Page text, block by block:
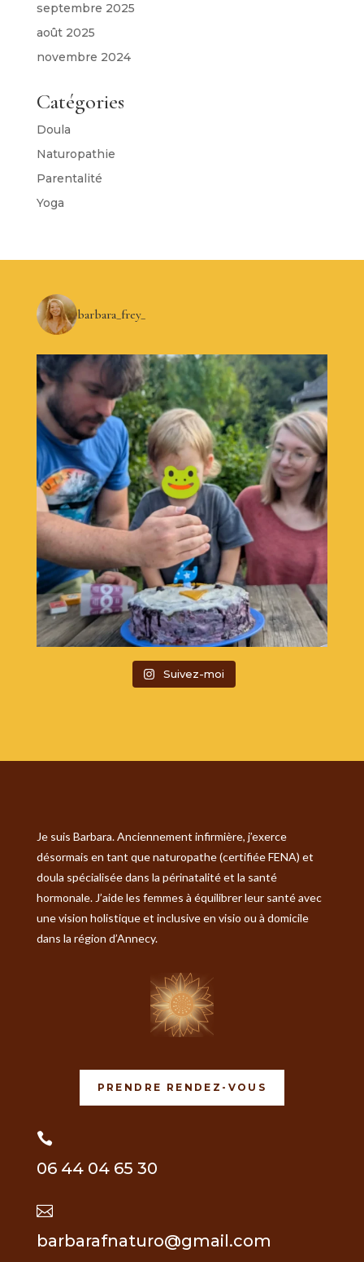
septembre 2025
août 2025
novembre 2024
Catégories
Doula
Naturopathie
Parentalité
Yoga
barbara_frey_
Suivez-moi
Je suis Barbara. Anciennement infirmière, j’exerce
désormais en tant que naturopathe (certifiée FENA) et
doula spécialisée dans la périnatalité et la santé
hormonale. J’aide les femmes à équilibrer leur santé avec
une vision holistique et inclusive en visio ou à domicile
dans la région d’Annecy.
PRENDRE RENDEZ-VOUS

06 44 04 65 30

barbarafnaturo@gmail.com